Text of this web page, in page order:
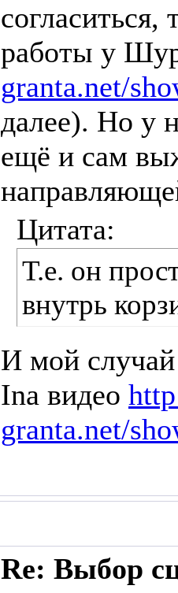
работы у
granta.net/
далее). Но у
ещё и сам
Цитата:
Т.е. он
внутрь
И мой
Ina видео
granta.net/
Re: Выбор